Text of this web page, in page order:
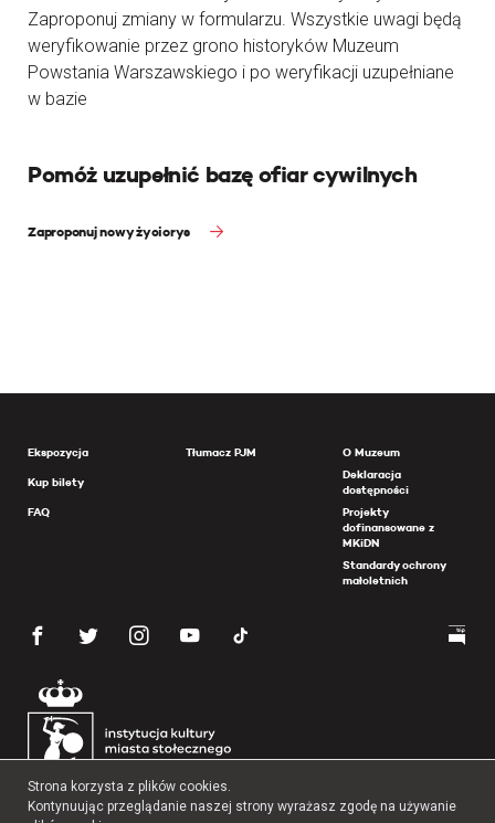
Zaproponuj zmiany w formularzu. Wszystkie uwagi będą
weryfikowanie przez grono historyków Muzeum
Powstania Warszawskiego i po weryfikacji uzupełniane
w bazie
Pomóż uzupełnić bazę ofiar cywilnych
Zaproponuj nowy życiorys
Ekspozycja
Kup bilety
FAQ
Tłumacz PJM
O Muzeum
Deklaracja
dostępności
Projekty
dofinansowane z
MKiDN
Standardy ochrony
małoletnich
Strona korzysta z plików cookies.
Kontynuując przeglądanie naszej strony wyrażasz zgodę na używanie